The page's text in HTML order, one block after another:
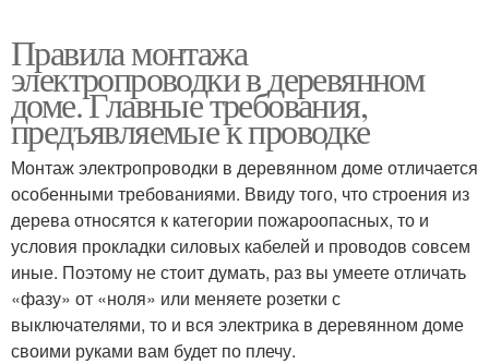
Правила монтажа
электропроводки в деревянном
доме. Главные требования,
предъявляемые к проводке
Монтаж электропроводки в деревянном доме отличается
особенными требованиями. Ввиду того, что строения из
дерева относятся к категории пожароопасных, то и
условия прокладки силовых кабелей и проводов совсем
иные. Поэтому не стоит думать, раз вы умеете отличать
«фазу» от «ноля» или меняете розетки с
выключателями, то и вся электрика в деревянном доме
своими руками вам будет по плечу.